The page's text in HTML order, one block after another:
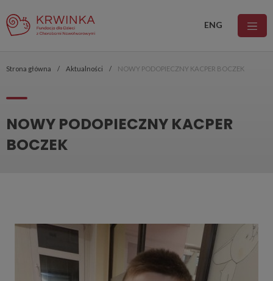
ENG
Strona główna Aktualności NOWY PODOPIECZNY KACPER BOCZEK
NOWY PODOPIECZNY KACPER
BOCZEK